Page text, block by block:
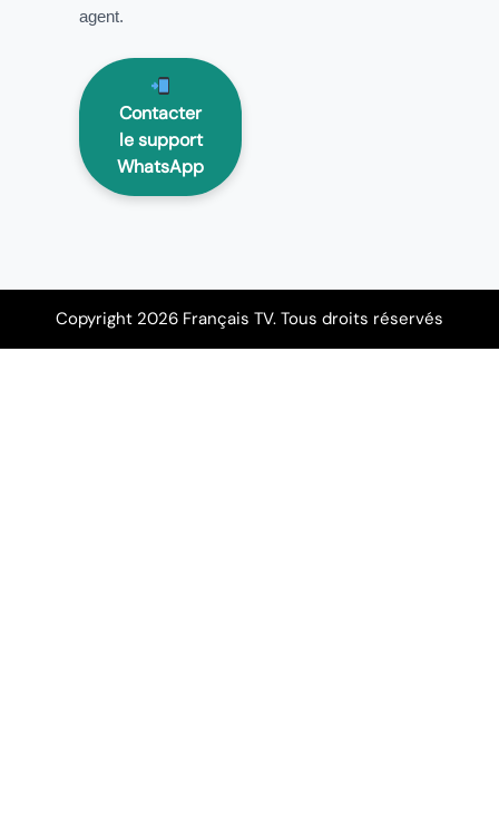
agent.
Contacter
le support
WhatsApp
Copyright 2026 Français TV. Tous droits réservés